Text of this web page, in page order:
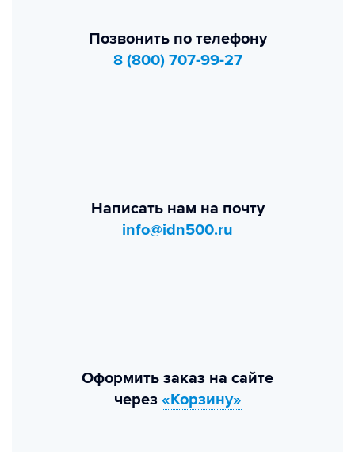
Позвонить по телефону
8 (800) 707-99-27
Написать нам на почту
info@idn500.ru
Оформить заказ на сайте
через «Корзину»